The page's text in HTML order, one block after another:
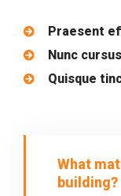
Praesent
Nunc
Quisque
What
building?